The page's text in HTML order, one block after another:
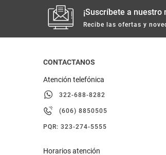
moda
juguetería
¡Suscríbete a nuestro
Recibe las ofertas y
CONTACTANOS
Atención telefónica
322-688-8282
(606) 8850505
PQR: 323-274-5555
Horarios atención